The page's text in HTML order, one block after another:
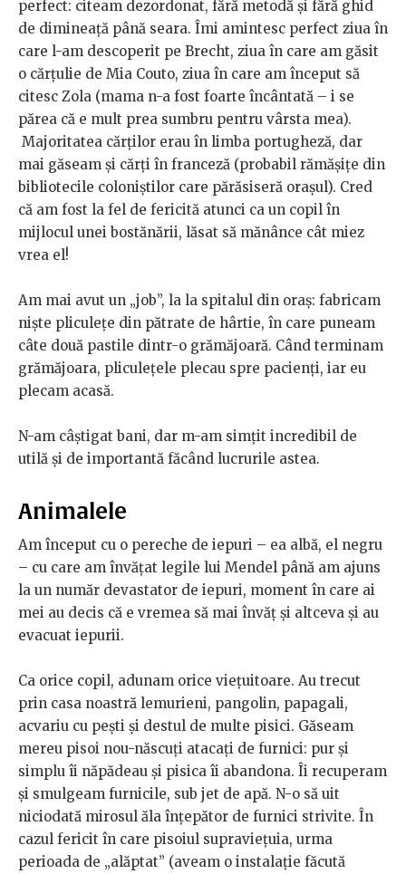
perfect: citeam dezordonat, fără metodă şi fără ghid
de dimineață până seara. Îmi amintesc perfect ziua în
care l-am descoperit pe Brecht, ziua în care am găsit
o cărţulie de Mia Couto, ziua în care am început să
citesc Zola (mama n-a fost foarte încântată – i se
părea că e mult prea sumbru pentru vârsta mea).
Majoritatea cărților erau în limba portugheză, dar
mai găseam și cărți în franceză (probabil rămășițe din
bibliotecile coloniștilor care părăsiseră orașul). Cred
că am fost la fel de fericită atunci ca un copil în
mijlocul unei bostănării, lăsat să mănânce cât miez
vrea el!
Am mai avut un „job”, la la spitalul din oraș: fabricam
nişte pliculeţe din pătrate de hârtie, în care puneam
câte două pastile dintr-o grămăjoară. Când terminam
grămăjoara, pliculeţele plecau spre pacienţi, iar eu
plecam acasă.
N-am câştigat bani, dar m-am simţit incredibil de
utilă şi de importantă făcând lucrurile astea.
Animalele
Am început cu o pereche de iepuri – ea albă, el negru
– cu care am învăţat legile lui Mendel până am ajuns
la un număr devastator de iepuri, moment în care ai
mei au decis că e vremea să mai învăţ şi altceva şi au
evacuat iepurii.
Ca orice copil, adunam orice vieţuitoare. Au trecut
prin casa noastră lemurieni, pangolin, papagali,
acvariu cu peşti şi destul de multe pisici. Găseam
mereu pisoi nou-născuţi atacaţi de furnici: pur şi
simplu îi năpădeau şi pisica îi abandona. Îi recuperam
şi smulgeam furnicile, sub jet de apă. N-o să uit
niciodată mirosul ăla înţepător de furnici strivite. În
cazul fericit în care pisoiul supravieţuia, urma
perioada de „alăptat” (aveam o instalaţie făcută